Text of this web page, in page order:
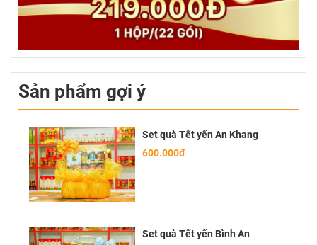
Sản phẩm gợi ý
Set quà Tết yến An Khang
600.000đ
Set quà Tết yến Bình An